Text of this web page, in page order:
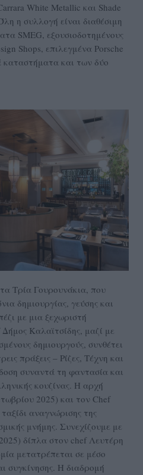
White Metallic και Shade
η συλλογή είναι διαθέσιμη
SMEG, εξουσιοδοτημένους
Shops, επιλεγμένα Porsche
καταστήματα και των δύο
Τρία Γουρουνάκια, που
δημιουργίας, γεύσης και
με μια ξεχωριστή
Καλαϊτσίδης, μαζί με
δημιουργούς, συνθέτει
πράξεις – Ρίζες, Τέχνη και
συναντά τη φαντασία και
κουζίνας. Η αρχή
2025) και τον Chef
αναγνώρισης της
μνήμης. Συνεχίζουμε με
δίπλα στον chef Λευτέρη
μετατρέπεται σε μέσο
συγκίνησης. Η διαδρομή